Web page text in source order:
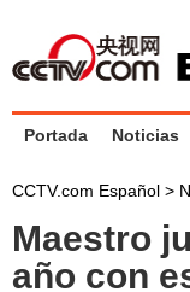
Portada Noticias
CCTV.com Español >
Maestro
año con